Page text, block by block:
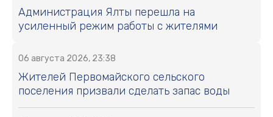
Администрация Ялты перешла на
усиленный режим работы с жителями
06 августа 2026, 23:38
Жителей Первомайского сельского
поселения призвали сделать запас воды